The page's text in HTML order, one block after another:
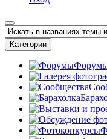
Категории